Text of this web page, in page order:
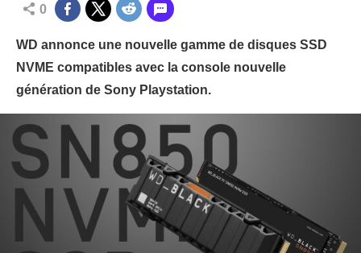
0
WD annonce une nouvelle gamme de disques SSD
NVME compatibles avec la console nouvelle
génération de Sony Playstation.